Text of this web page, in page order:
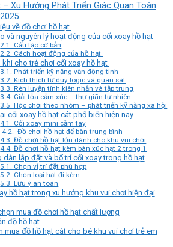
Xu Hướng Phát Triển Giác Quan Toàn
về đồ chơi hồ hạt
và nguyên lý hoạt động của cối xoay hồ hạt
2.1. Cấu tạo cơ bản
2.2. Cách hoạt động của hồ hạt
khi cho trẻ chơi cối xoay hồ hạt
3.1. Phát triển kỹ năng vận động tinh
3.2. Kích thích tư duy logic và quan sát
3.3. Rèn luyện tính kiên nhẫn và tập trung
3.4. Giải tỏa cảm xúc – thư giãn tự nhiên
3.5. Học chơi theo nhóm – phát triển kỹ năng xã hội
cối xoay hồ hạt cát phổ biến hiện nay
4.1. Cối xoay mini cầm tay
4.2. Đồ chơi hồ hạt để bàn trung bình
4.3. Đồ chơi hồ hạt lớn dành cho khu vui chơi
4.4. Đồ chơi hồ hạt kèm bàn xúc hạt 2 trong 1
dẫn lắp đặt và bố trí cối xoay trong hồ hạt
5.1. Chọn vị trí đặt phù hợp
5.2. Chọn loại hạt đi kèm
5.3. Lưu ý an toàn
hồ hạt trong xu hướng khu vui chơi hiện đại
mua đồ chơi hồ hạt chất lượng
đồ hồ hạt
mua đồ hồ hạt cát cho bé khu vui chơi trẻ em